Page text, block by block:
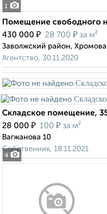
1
Помещение свободного
430 000 ₽ 28 700 ₽ за м²
Заволжский район, Хромова
Агентство, 30.11.2020
4
Складское помещение,
28 000 ₽ 100 ₽ за м²
Вагжанова 10
Собственник, 18.11.2021